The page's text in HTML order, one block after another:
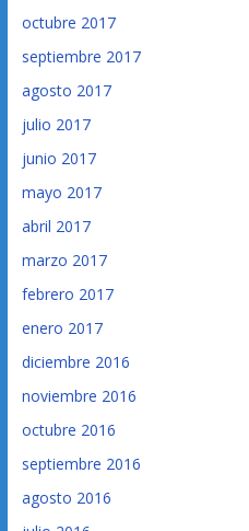
octubre 2017
septiembre 2017
agosto 2017
julio 2017
junio 2017
mayo 2017
abril 2017
marzo 2017
febrero 2017
enero 2017
diciembre 2016
noviembre 2016
octubre 2016
septiembre 2016
agosto 2016